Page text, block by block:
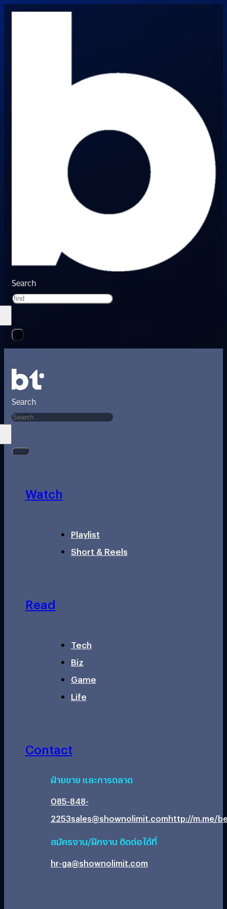
Search
Search
Watch
Playlist
Short & Reels
Read
Tech
Biz
Game
Life
Contact
ฝ่ายขาย และการตลาด
085-848-
2253sales@shownolimit.comhttp://m.me/
สมัครงาน/ฝึกงาน ติดต่อได้ที่
hr-ga@shownolimit.com